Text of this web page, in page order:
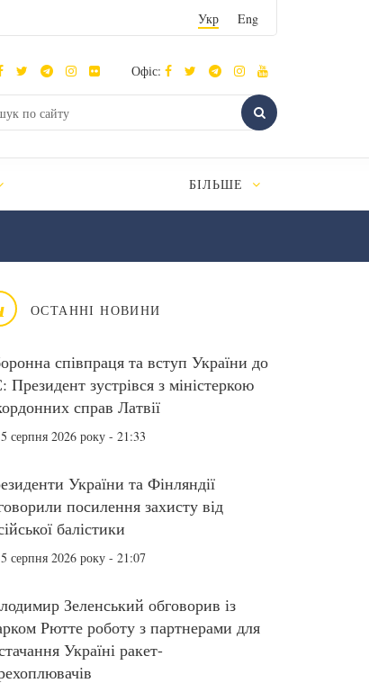
Укр Eng
Офіс:
БІЛЬШЕ
ОСТАННІ НОВИНИ
співпраця та вступ України до
Президент зустрівся з міністеркою
справ Латвії
5 серпня 2026 року - 21:33
України та Фінляндії
посилення захисту від
балістики
5 серпня 2026 року - 21:07
Зеленський обговорив із
Рютте роботу з партнерами для
Україні ракет-